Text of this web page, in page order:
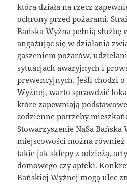
która działa na rzecz
ochrony przed pożarami.
Bańska Wyżna pełnią służbę
angażując się w działania
gaszeniem pożarów,
sytuacjach awaryjnych i
prewencyjnych. Jeśli chodzi
Wyżnej, warto sprawdzić
które zapewniają
codzienne potrzeby
Stowarzyszenie NaSa Bańska
miejscowości można również
takie jak sklepy z odzieżą,
domowego czy apteki.
Bańskiej Wyżnej mogą ulec